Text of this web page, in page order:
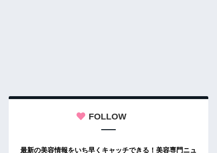
FOLLOW
最新の美容情報をいち早くキャッチできる！美容専門ニュ